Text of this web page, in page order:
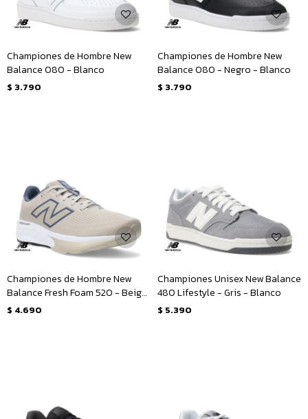
Championes de Hombre New
Balance 080 - Blanco
$ 3.790
Championes de Hombre New
Balance 080 - Negro - Blanco
$ 3.790
Championes de Hombre New
Balance Fresh Foam 520 - Beige
- Azul
$ 4.690
Championes Unisex New Balance
480 Lifestyle - Gris - Blanco
$ 5.390